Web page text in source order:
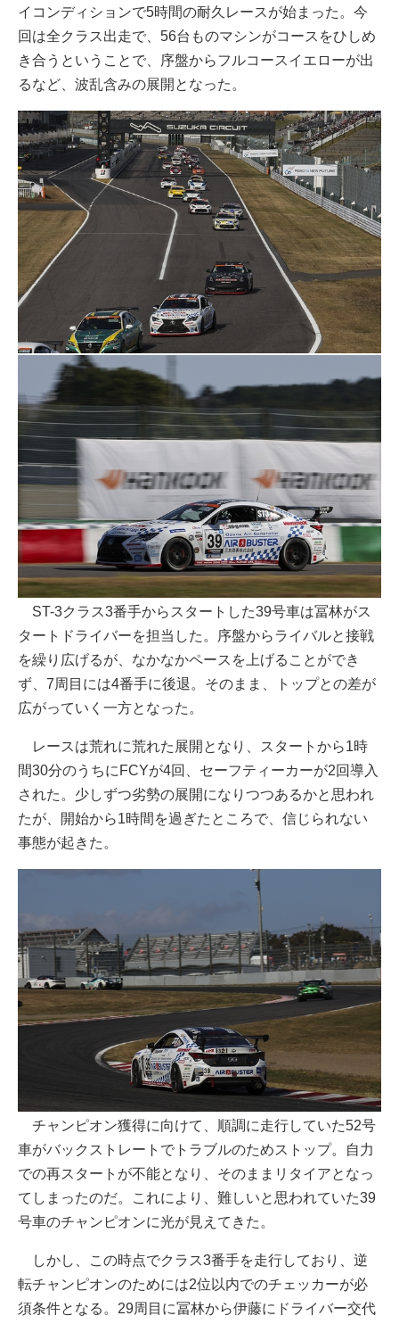
イコンディションで5時間の耐久レースが始まった。今
回は全クラス出走で、56台ものマシンがコースをひしめ
き合うということで、序盤からフルコースイエローが出
るなど、波乱含みの展開となった。
ST-3クラス3番手からスタートした39号車は冨林がス
タートドライバーを担当した。序盤からライバルと接戦
を繰り広げるが、なかなかペースを上げることができ
ず、7周目には4番手に後退。そのまま、トップとの差が
広がっていく一方となった。
レースは荒れに荒れた展開となり、スタートから1時
間30分のうちにFCYが4回、セーフティーカーが2回導入
された。少しずつ劣勢の展開になりつつあるかと思われ
たが、開始から1時間を過ぎたところで、信じられない
事態が起きた。
チャンピオン獲得に向けて、順調に走行していた52号
車がバックストレートでトラブルのためストップ。自力
での再スタートが不能となり、そのままリタイアとなっ
てしまったのだ。これにより、難しいと思われていた39
号車のチャンピオンに光が見えてきた。
しかし、この時点でクラス3番手を走行しており、逆
転チャンピオンのためには2位以内でのチェッカーが必
須条件となる。29周目に冨林から伊藤にドライバー交代